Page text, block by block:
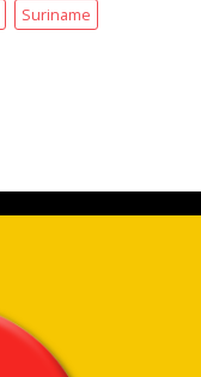
Suriname